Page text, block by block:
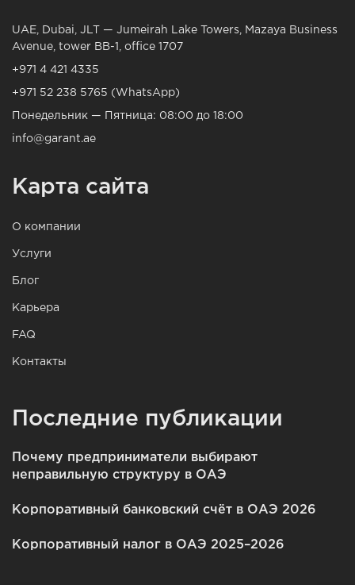
UAE, Dubai, JLT — Jumeirah Lake Towers, Mazaya Business
Avenue, tower BB-1, office 1707
+971 4 421 4335
+971 52 238 5765 (WhatsApp)
Понедельник — Пятница: 08:00 до 18:00
info@garant.ae
Карта сайта
О компании
Услуги
Блог
Карьера
FAQ
Контакты
Последние публикации
Почему предприниматели выбирают
неправильную структуру в ОАЭ
Корпоративный банковский счёт в ОАЭ 2026
Корпоративный налог в ОАЭ 2025–2026